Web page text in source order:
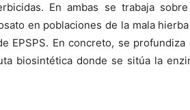
En ambas se trabaja
en poblaciones de la mala hierba
EPSPS. En concreto, se profundiza
biosintética donde se sitúa la